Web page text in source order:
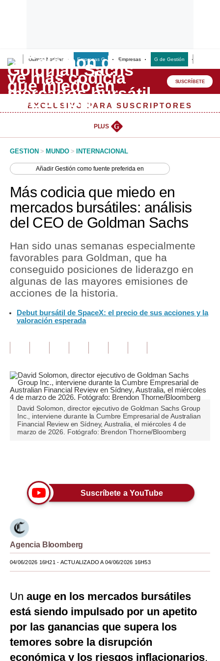
Últimas Noticias Empresas G Empresas G de Gestión
Lo último
Peru Quiosco
Management & Empleo
Perú
Política
Finanzas Personales
Inmobiliarias
Plus G
Opinión
Blogs
Tendencias
Lujo
Viajes
Mundo
México
España
Internacional
Tecnología
Club del Suscriptor
Mix
G de Gestión
SUSCRÍBETE
EXCLUSIVO PARA SUSCRIPTORES
PLUS G
GESTION > MUNDO > INTERNACIONAL
AñadirGestión como fuente preferida en
Más codicia que miedo en
mercados bursátiles: análisis
del CEO de Goldman Sachs
Han sido unas semanas especialmente
favorables para Goldman, que ha
conseguido posiciones de liderazgo en
algunas de las mayores emisiones de
acciones de la historia.
Debut bursátil de SpaceX: el precio de sus acciones y la
valoración esperada
David Solomon, director ejecutivo de Goldman Sachs Group
Inc., interviene durante la Cumbre Empresarial de Australian
Financial Review en Sídney, Australia, el miércoles 4 de
marzo de 2026. Fotógrafo: Brendon Thorne/Bloomberg
Suscríbete a YouTube
Agencia Bloomberg
04/06/2026 16H21 - ACTUALIZADO A 04/06/2026 16H53
Un auge en los mercados bursátiles
está siendo impulsado por un apetito
por las ganancias que supera los
temores sobre la disrupción
económica y los riesgos inflacionarios,